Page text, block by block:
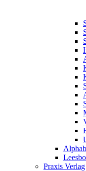
Praxis Verlag